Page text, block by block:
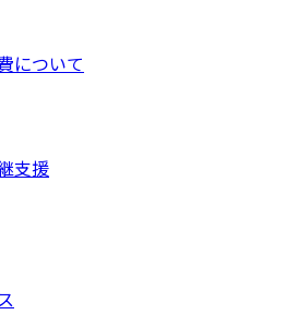
について
支援